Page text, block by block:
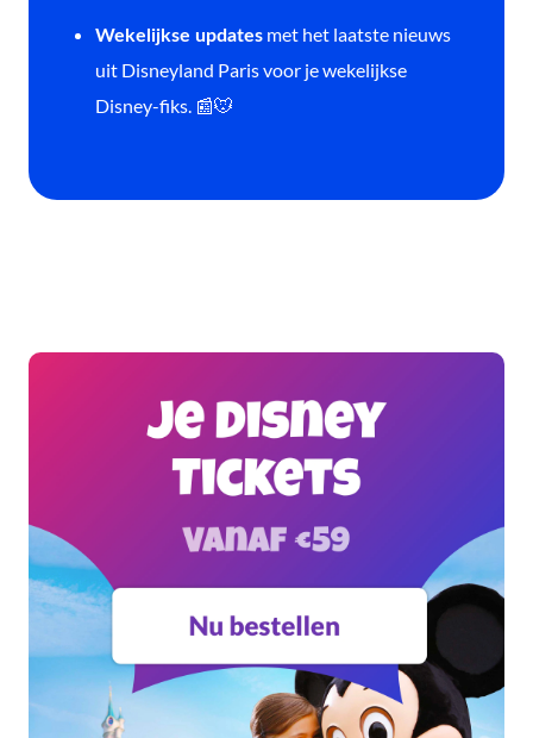
Wekelijkse updates met het laatste nieuws
uit Disneyland Paris voor je wekelijkse
Disney-fiks. 📰🐭